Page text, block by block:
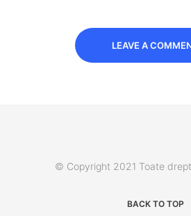
LEAVE A
© Copyright 2021 Toate
BACK TO TOP